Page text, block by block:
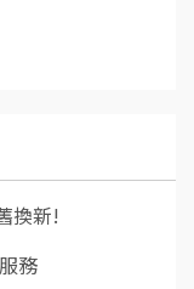
換新!
務